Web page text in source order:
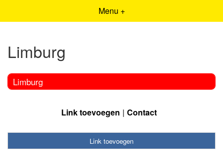
Menu +
Limburg
Limburg
Link toevoegen Contact
Link toevoegen